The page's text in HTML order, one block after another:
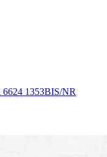
1353BIS/NR